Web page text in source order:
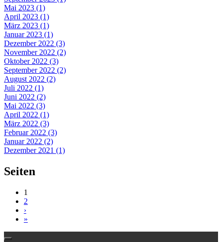
Mai 2023 (1)
April 2023 (1)
März 2023 (1)
Januar 2023 (1)
Dezember 2022 (3)
November 2022 (2)
Oktober 2022 (3)
September 2022 (2)
August 2022 (2)
Juli 2022 (1)
Juni 2022 (2)
Mai 2022 (3)
April 2022 (1)
März 2022 (3)
Februar 2022 (3)
Januar 2022 (2)
Dezember 2021 (1)
Seiten
1
2
›
»